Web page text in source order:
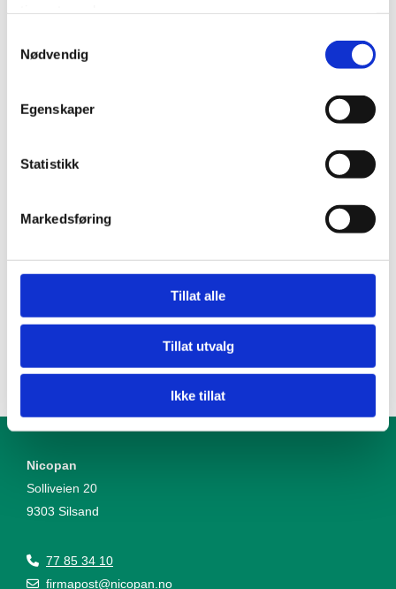
Nødvendig
Egenskaper
Statistikk
Markedsføring
Tillat alle
Tillat utvalg
Ikke tillat
Melding
Nicopan
Solliveien 20
9303 Silsand
 77 85 34 10
 firmapost@nicopan.no